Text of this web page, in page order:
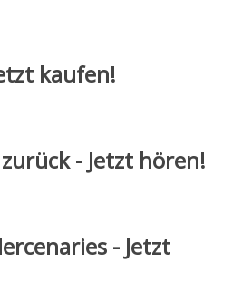
kaufen!
- Jetzt hören!
- Jetzt